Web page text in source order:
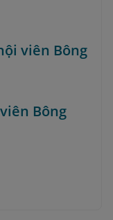
viên Bông
Bông